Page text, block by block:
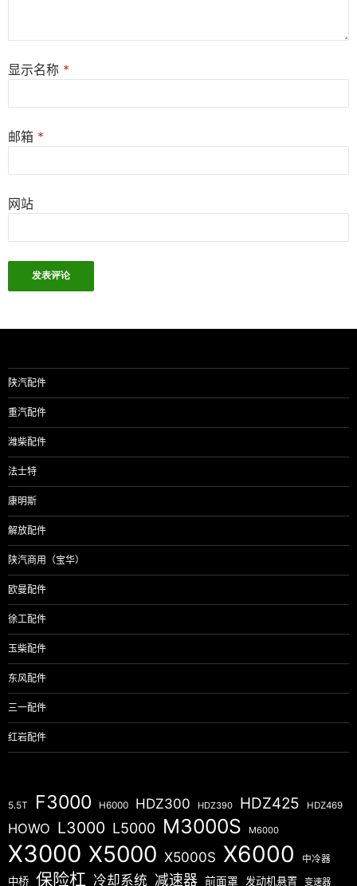
显示名称 *
邮箱 *
网站
陕汽配件
重汽配件
潍柴配件
法士特
康明斯
解放配件
陕汽商用（宝华）
欧曼配件
徐工配件
玉柴配件
东风配件
三一配件
红岩配件
5.5T F3000 H6000 HDZ300 HDZ390 HDZ425 HDZ469
HOWO L3000 L5000 M3000S M6000
X3000 X5000 X5000S X6000 中冷器
中桥 保险杠 冷却系统 减速器 前面罩 发动机悬置 变速器